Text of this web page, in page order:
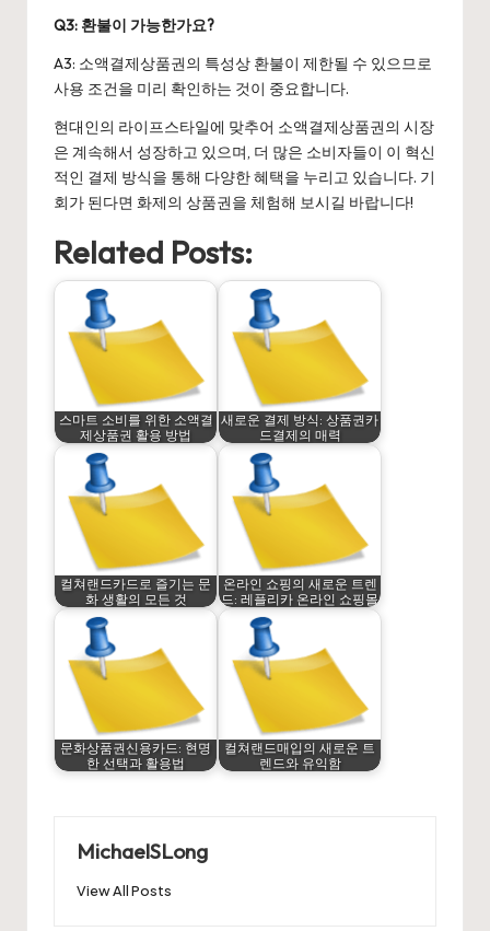
Q3: 환불이 가능한가요?
A3: 소액결제상품권의 특성상 환불이 제한될 수 있으므로
사용 조건을 미리 확인하는 것이 중요합니다.
현대인의 라이프스타일에 맞추어 소액결제상품권의 시장
은 계속해서 성장하고 있으며, 더 많은 소비자들이 이 혁신
적인 결제 방식을 통해 다양한 혜택을 누리고 있습니다. 기
회가 된다면 화제의 상품권을 체험해 보시길 바랍니다!
Related Posts:
스마트 소비를 위한 소액결
제상품권 활용 방법
새로운 결제 방식: 상품권카
드결제의 매력
컬쳐랜드카드로 즐기는 문
화 생활의 모든 것
온라인 쇼핑의 새로운 트렌
드: 레플리카 온라인 쇼핑몰
문화상품권신용카드: 현명
한 선택과 활용법
컬쳐랜드매입의 새로운 트
렌드와 유익함
MichaelSLong
View All Posts